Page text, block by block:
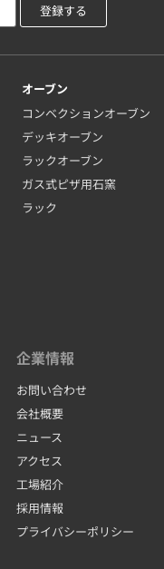
オーブン
コンベクションオーブン
デッキオーブン
ラックオーブン
ガス式ピザ用石窯
ラック
企業情報
お問い合わせ
会社概要
ニュース
アクセス
工場紹介
採用情報
プライバシーポリシー